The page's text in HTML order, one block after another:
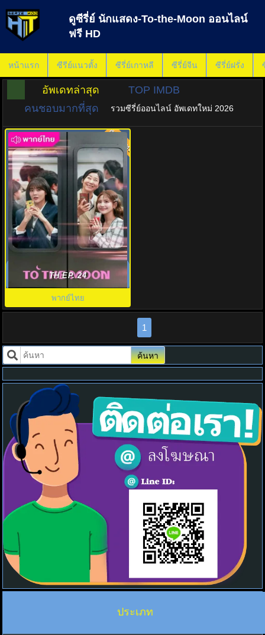
ดูซีรี่ย์ นักแสดง-To-the-Moon ออนไลน์
ฟรี HD
หน้าแรก ซีรีย์แนวตั้ง ซีรี่ย์เกาหลี ซีรี่ย์จีน ซีรี่ย์ฝรั่ง
อัพเดทล่าสุด
TOP IMDB
คนชอบมากที่สุด
รวมซีรี่ย์ออนไลน์ อัพเดทใหม่ 2026
ไปให้สุด แล้วหยุดที่ดวงจันทร์
(2025) To the Moon พากย์ไทย
8.0 พากย์ไทย
TH EP. 24
พากย์ไทย
1
ค้นหา
ประเภท